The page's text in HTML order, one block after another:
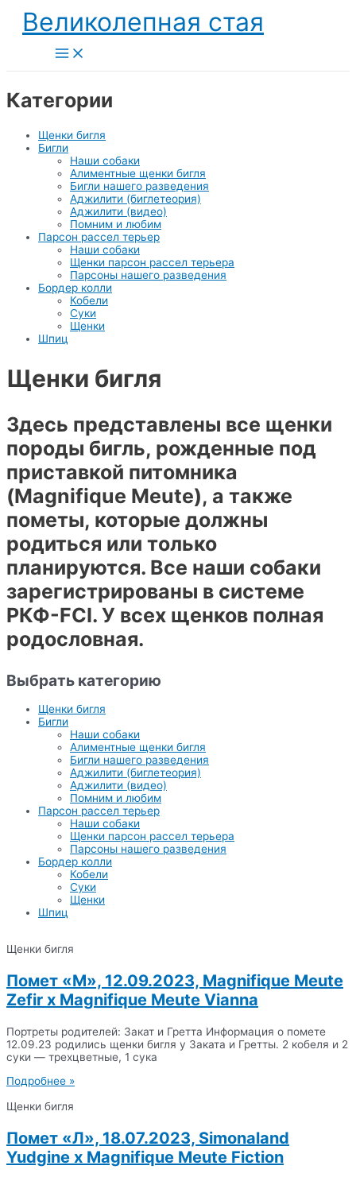
Перейти
содержимому
Великолепная стая
Main
Menu
Категории
Щенки бигля
Бигли
Наши собаки
Алиментные щенки бигля
Бигли нашего разведения
Аджилити (биглетеория)
Аджилити (видео)
Помним и любим
Парсон рассел терьер
Наши собаки
Щенки парсон рассел терьера
Парсоны нашего разведения
Бордер колли
Кобели
Суки
Щенки
Шпиц
Щенки бигля
Здесь представлены все щенки
породы бигль, рожденные под
приставкой питомника
(Magnifique Meute), а также
пометы, которые должны
родиться или только
планируются. Все наши собаки
зарегистрированы в системе
РКФ-FCI. У всех щенков полная
родословная.
Выбрать категорию
Щенки бигля
Бигли
Наши собаки
Алиментные щенки бигля
Бигли нашего разведения
Аджилити (биглетеория)
Аджилити (видео)
Помним и любим
Парсон рассел терьер
Наши собаки
Щенки парсон рассел терьера
Парсоны нашего разведения
Бордер колли
Кобели
Суки
Щенки
Шпиц
Щенки бигля
Помет «М», 12.09.2023, Magnifique Meute
Zefir x Magnifique Meute Vianna
Портреты родителей: Закат и Гретта Информация о помете
12.09.23 родились щенки бигля у Заката и Гретты. 2 кобеля и 2
суки — трехцветные, 1 сука
Подробнее »
Щенки бигля
Помет «Л», 18.07.2023, Simonaland
Yudgine x Magnifique Meute Fiction